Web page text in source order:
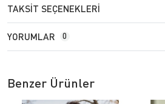
TAKSIT SEÇENEKLERI
YORUMLAR 0
Benzer Ürünler